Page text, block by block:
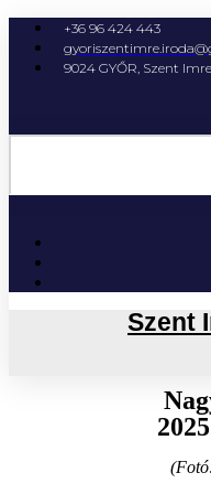
+36 96 424 443
9024 GYŐR, Szent
Szent